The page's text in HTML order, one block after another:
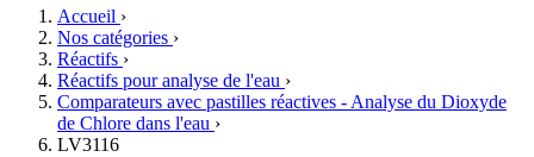
Accueil ›
Nos catégories ›
Réactifs ›
Réactifs pour analyse de l'eau ›
Comparateurs avec pastilles réactives - Analyse du Dioxyde
de Chlore dans l'eau ›
LV3116